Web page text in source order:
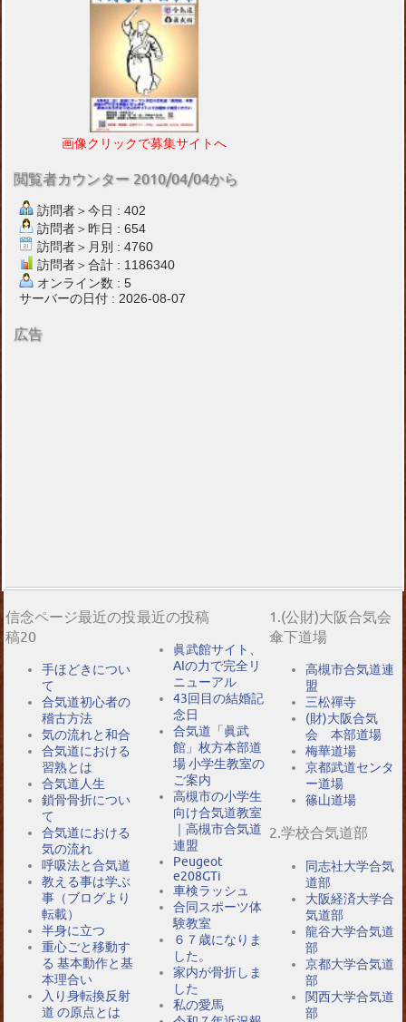
画像クリックで募集サイトへ
閲覧者カウンター 2010/04/04から
訪問者＞今日 : 402
訪問者＞昨日 : 654
訪問者＞月別 : 4760
訪問者＞合計 : 1186340
オンライン数 : 5
サーバーの日付 : 2026-08-07
広告
信念ページ最近の投
稿20
手ほどきについ
て
合気道初心者の
稽古方法
気の流れと和合
合気道における
習熟とは
合気道人生
鎖骨骨折につい
て
合気道における
気の流れ
呼吸法と合気道
教える事は学ぶ
事（ブログより
転載）
半身に立つ
重心ごと移動す
る 基本動作と基
本理合い
入り身転換反射
道 の原点とは
最近の投稿
眞武館サイト、
AIの力で完全リ
ニューアル
43回目の結婚記
念日
合気道「眞武
館」枚方本部道
場 小学生教室の
ご案内
高槻市の小学生
向け合気道教室
｜高槻市合気道
連盟
Peugeot
e208GTi
車検ラッシュ
合同スポーツ体
験教室
６７歳になりま
した。
家内が骨折しま
した
私の愛馬
1.(公財)大阪合気会
傘下道場
高槻市合気道連
盟
三松禪寺
(財)大阪合気
会 本部道場
梅華道場
京都武道センタ
ー道場
篠山道場
2.学校合気道部
同志社大学合気
道部
大阪経済大学合
気道部
龍谷大学合気道
部
京都大学合気道
部
関西大学合気道
部